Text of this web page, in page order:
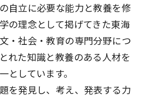
自立に必要な能力と教養を修
の理念として掲げてきた東海
・社会・教育の専門分野につ
れた知識と教養のある人材を
としています。
を発見し、考え、発表する力